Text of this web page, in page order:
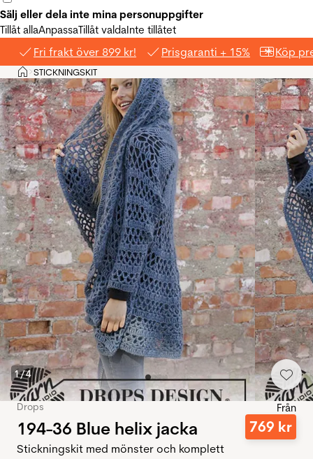
Sälj eller dela inte mina personuppgifter
Tillåt allaAnpassaTillåt valdaInte tillåtet
Fri frakt över 899 kr! Prisgaranti + 15% Köp
Hem
>STICKNINGSKIT
1/4
Drops
194-36 Blue helix jacka
Från
769 kr
Stickningskit med mönster och komplett